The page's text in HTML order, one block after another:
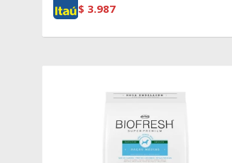
$ 3.987